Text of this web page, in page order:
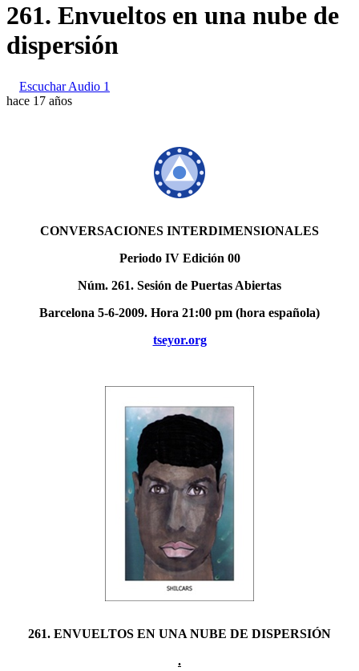
261. Envueltos en una nube de
dispersión
Escuchar Audio 1
hace 17 años
CONVERSACIONES INTERDIMENSIONALES
Periodo IV Edición 00
Núm. 261. Sesión de Puertas Abiertas
Barcelona 5-6-2009. Hora 21:00 pm (hora española)
tseyor.org
261. ENVUELTOS EN UNA NUBE DE DISPERSIÓN
.